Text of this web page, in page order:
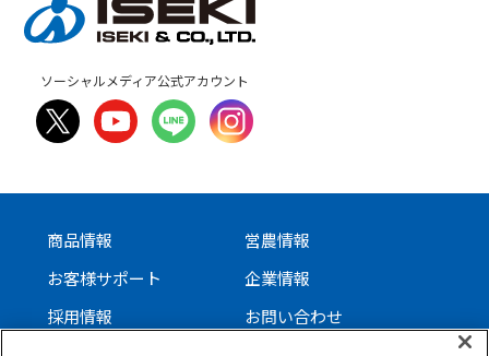
ソーシャルメディア公式アカウント
商品情報
営農情報
お客様サポート
企業情報
採用情報
お問い合わせ